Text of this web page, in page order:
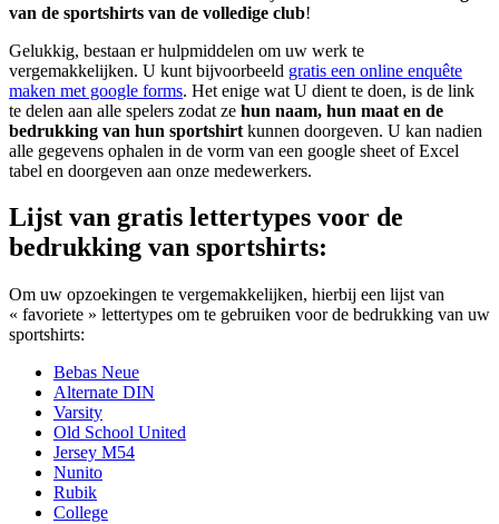
van de sportshirts van de volledige club!
Gelukkig, bestaan er hulpmiddelen om uw werk te
vergemakkelijken. U kunt bijvoorbeeld gratis een online enquête
maken met google forms. Het enige wat U dient te doen, is de link
te delen aan alle spelers zodat ze hun naam, hun maat en de
bedrukking van hun sportshirt kunnen doorgeven. U kan nadien
alle gegevens ophalen in de vorm van een google sheet of Excel
tabel en doorgeven aan onze medewerkers.
Lijst van gratis lettertypes voor de
bedrukking van sportshirts:
Om uw opzoekingen te vergemakkelijken, hierbij een lijst van
« favoriete » lettertypes om te gebruiken voor de bedrukking van uw
sportshirts:
Bebas Neue
Alternate DIN
Varsity
Old School United
Jersey M54
Nunito
Rubik
College